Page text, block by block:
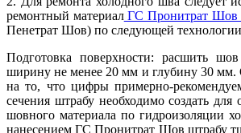
ремонтный материалГС Пронитрат Шов
Пенетрат Шов) по следующей
Подготовка поверхности: расшить
ширину не менее 20 мм и глубину 30
на то, что цифры примерно-
сечения штрабу необходимо создать
шовного материала по гидроизоляции
нанесением ГС Пронитрат Шов штрабу